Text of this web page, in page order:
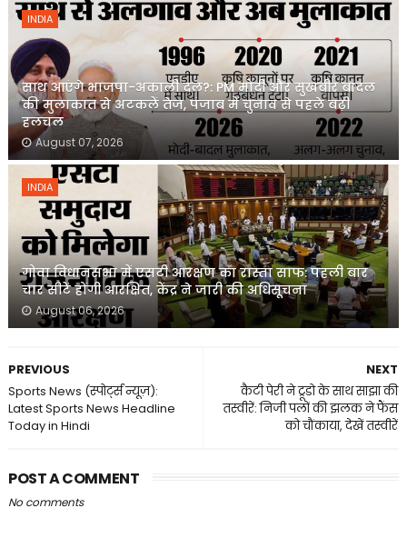
INDIA
साथ आएंगे भाजपा-अकाली दल?: PM मोदी और सुखबीर बादल
की मुलाकात से अटकलें तेज, पंजाब में चुनाव से पहले बढ़ी
हलचल
August 07, 2026
INDIA
गोवा विधानसभा में एसटी आरक्षण का रास्ता साफ: पहली बार
चार सीटें होंगी आरक्षित, केंद्र ने जारी की अधिसूचना
August 06, 2026
NEXT
कैटी पेरी ने ट्रूडो के साथ साझा की
तस्वीरें: निजी पलों की झलक ने फैंस
को चौंकाया, देखें तस्वीरें
PREVIOUS
Sports News (स्पोर्ट्स न्यूज़):
Latest Sports News Headline
Today in Hindi
POST A COMMENT
No comments